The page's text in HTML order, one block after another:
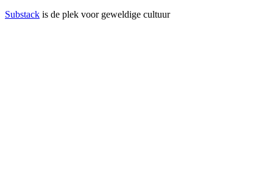
Substack is de plek voor geweldige cultuur